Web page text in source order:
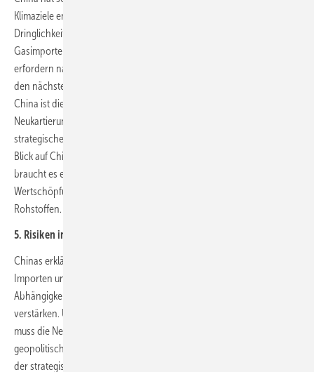
Klimaziele entscheidenden – europäischen Energiewende, deren
Dringlichkeit sich mit der Abkehr von russischen Kohle-, Öl- und
Gasimporten beschleunigt hat. Die neuen Ziele der Bundesregierung
erfordern nahezu eine Verdreifachung der installierten Leistung in
den nächsten acht Jahren. Ohne Rohstoffe und Technologie aus
China ist dies nicht zu schaffen. Aber: Um den Risiken in der
Neukartierung des Energiemarktes entgegenzuwirken und
strategische Handlungsoptionen entwickeln zu können, ist ein klarer
Blick auf Chinas geopolitische Ambitionen erforderlich. Ebenso
braucht es eine Differenzierung der Abhängigkeiten in den
Wertschöpfungsketten von Schlüsseltechnologien und kritischen
Rohstoffen.
5. Risiken in der Wertschöpfungskette minimieren
Chinas erklärtes Ziel ist, selbst unabhängiger von internationalen
Importen und Technologietransfers zu werden und gleichzeitig die
Abhängigkeit der internationalen Produktionsketten von China zu
verstärken. Um die Muster alter Abhängigkeiten nicht zu wiederholen,
muss die Neukartierung der Energiewende auch mit Blick auf Chinas
geopolitische Interessen sicherheitspolitisch ausgestaltet werden. Bei
der strategischen Ausgestaltung künftiger Energiesicherheit geht es